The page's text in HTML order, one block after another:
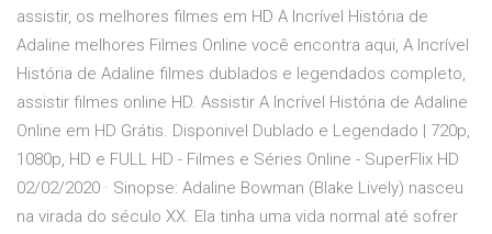
assistir, os melhores filmes em HD A Incrível História de
Adaline melhores Filmes Online você encontra aqui, A Incrível
História de Adaline filmes dublados e legendados completo,
assistir filmes online HD. Assistir A Incrível História de Adaline
Online em HD Grátis. Disponivel Dublado e Legendado | 720p,
1080p, HD e FULL HD - Filmes e Séries Online - SuperFlix HD
02/02/2020 · Sinopse: Adaline Bowman (Blake Lively) nasceu
na virada do século XX. Ela tinha uma vida normal até sofrer